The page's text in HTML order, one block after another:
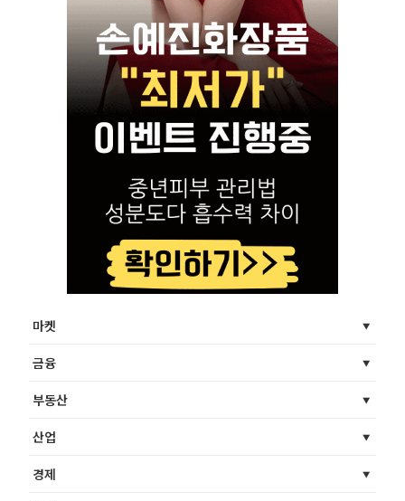
마켓
금융
부동산
산업
경제